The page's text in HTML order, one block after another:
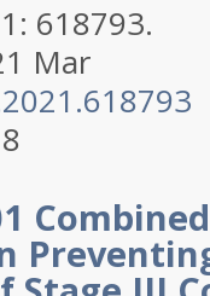
618793.
Mar